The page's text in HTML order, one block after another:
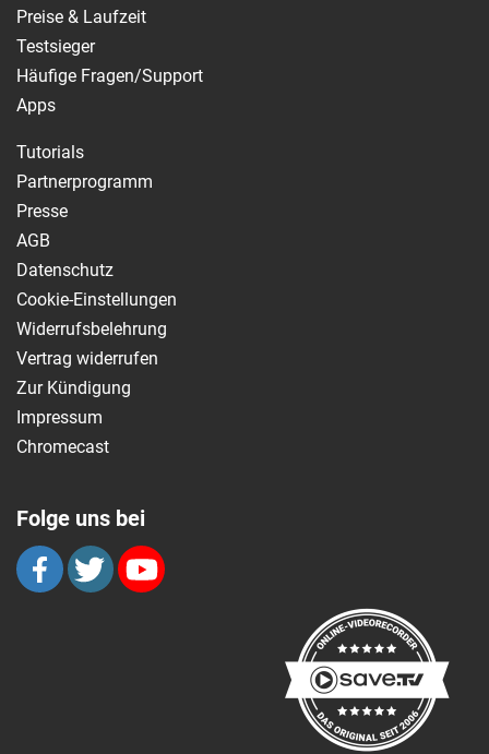
Preise & Laufzeit
Testsieger
Häufige Fragen/Support
Apps
Tutorials
Partnerprogramm
Presse
AGB
Datenschutz
Cookie-Einstellungen
Widerrufsbelehrung
Vertrag widerrufen
Zur Kündigung
Impressum
Chromecast
Folge uns bei